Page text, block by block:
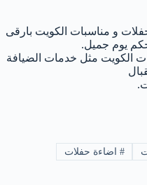
و مناسبات الكويت بارقى
يوم جميل.
الكويت مثل خدمات الضيافة
# اضاءة حفلات